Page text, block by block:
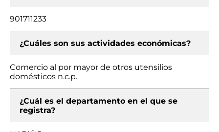
901711233
¿Cuáles son sus actividades económicas?
Comercio al por mayor de otros utensilios
domésticos n.c.p.
¿Cuál es el departamento en el que se
registra?